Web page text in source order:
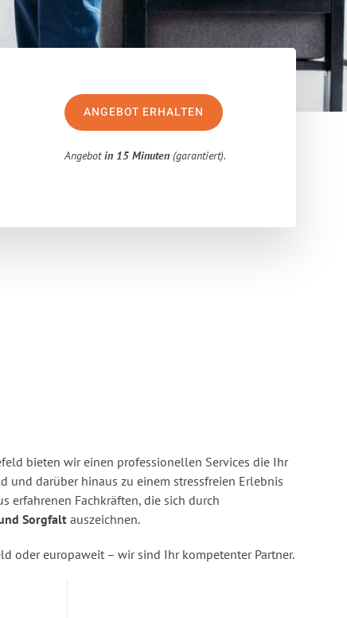
ANGEBOT ERHALTEN
Angebotin 15 Minuten (garantiert).
bieten wir einen professionellen Services die Ihr
und darüber hinaus zu einem stressfreien Erlebnis
erfahrenen Fachkräften, die sich durch
Sorgfalt auszeichnen.
oder europaweit – wir sind Ihr kompetenter Partner.